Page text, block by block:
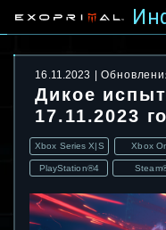
16.11.2023
Дикое
17.11.2023
Xbox Series X|S Xbox
PlayStation®4